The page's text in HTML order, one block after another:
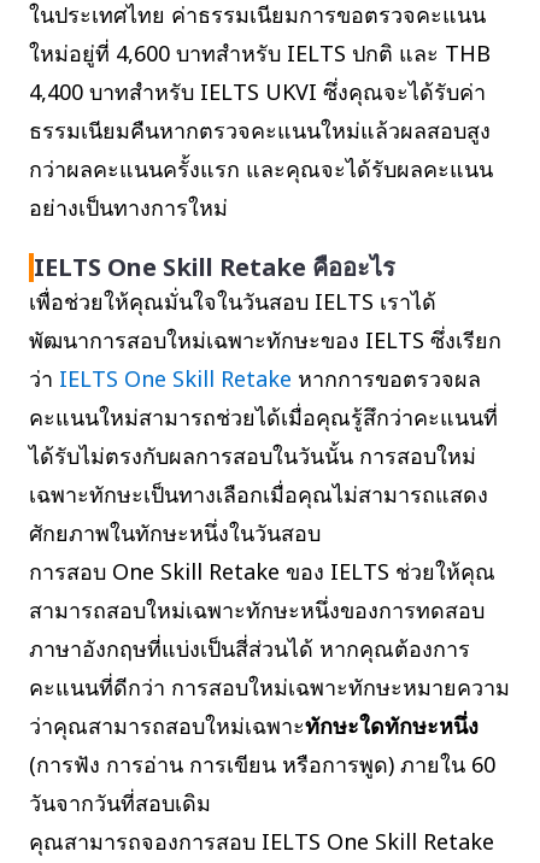
ในประเทศไทย ค่าธรรมเนียมการขอตรวจคะแนน
ใหม่อยู่ที่ 4,600 บาทสำหรับ IELTS ปกติ และ THB
4,400 บาทสำหรับ IELTS UKVI ซึ่งคุณจะได้รับค่า
ธรรมเนียมคืนหากตรวจคะแนนใหม่แล้วผลสอบสูง
กว่าผลคะแนนครั้งแรก และคุณจะได้รับผลคะแนน
อย่างเป็นทางการใหม่
IELTS One Skill Retake คืออะไร
เพื่อช่วยให้คุณมั่นใจในวันสอบ IELTS เราได้
พัฒนาการสอบใหม่เฉพาะทักษะของ IELTS ซึ่งเรียก
ว่า IELTS One Skill Retake หากการขอตรวจผล
คะแนนใหม่สามารถช่วยได้เมื่อคุณรู้สึกว่าคะแนนที่
ได้รับไม่ตรงกับผลการสอบในวันนั้น การสอบใหม่
เฉพาะทักษะเป็นทางเลือกเมื่อคุณไม่สามารถแสดง
ศักยภาพในทักษะหนึ่งในวันสอบ
การสอบ One Skill Retake ของ IELTS ช่วยให้คุณ
สามารถสอบใหม่เฉพาะทักษะหนึ่งของการทดสอบ
ภาษาอังกฤษที่แบ่งเป็นสี่ส่วนได้ หากคุณต้องการ
คะแนนที่ดีกว่า การสอบใหม่เฉพาะทักษะหมายความ
ว่าคุณสามารถสอบใหม่เฉพาะทักษะใดทักษะหนึ่ง
(การฟัง การอ่าน การเขียน หรือการพูด) ภายใน 60
วันจากวันที่สอบเดิม
คุณสามารถจองการสอบ IELTS One Skill Retake